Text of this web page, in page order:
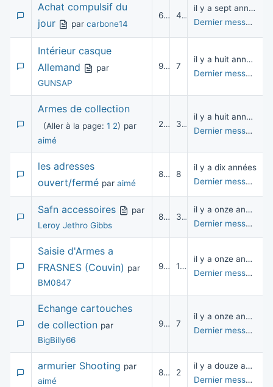
Achat compulsif du
jour
par carbone14
6 499 4
il y a sept années
Dernier message
Intérieur casque
Allemand
par
GUNSAP
9 480 7
il y a huit années
Dernier message
Armes de collection
(Aller à la page: 1 2) par
aimé
21 383 36
il y a huit années
Dernier message
les adresses
ouvert/fermé par aimé
8 238 8
il y a dix années
Dernier message
Safn accessoires
par
Leroy Jethro Gibbs
8 756 3
il y a onze années
Dernier message
Saisie d'Armes a
FRASNES (Couvin) par
BM0847
9 662 11
il y a onze années
Dernier message
Echange cartouches
de collection par
BigBilly66
9 122 7
il y a onze années
Dernier message
armurier Shooting par
aimé
8 778 2
il y a douze années
Dernier message